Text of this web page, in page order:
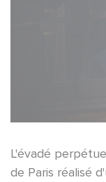
L'évadé
de Paris réalisé